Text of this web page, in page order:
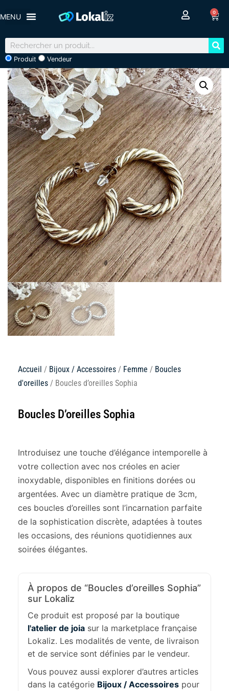
0
Produit Vendeur
Accueil / Bijoux / Accessoires / Femme / Boucles
d'oreilles / Boucles d’oreilles Sophia
Boucles D’oreilles Sophia
Introduisez une touche d’élégance intemporelle à
votre collection avec nos créoles en acier
inoxydable, disponibles en finitions dorées ou
argentées. Avec un diamètre pratique de 3cm,
ces boucles d’oreilles sont l’incarnation parfaite
de la sophistication discrète, adaptées à toutes
les occasions, des réunions quotidiennes aux
soirées élégantes.
À propos de “Boucles d’oreilles Sophia”
sur Lokaliz
Ce produit est proposé par la boutique
l'atelier de joia sur la marketplace française
Lokaliz. Les modalités de vente, de livraison
et de service sont définies par le vendeur.
Vous pouvez aussi explorer d’autres articles
dans la catégorie Bijoux / Accessoires pour